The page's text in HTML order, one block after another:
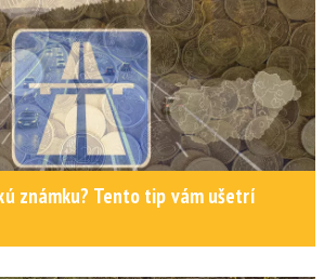
známku? Tento tip vám ušetrí